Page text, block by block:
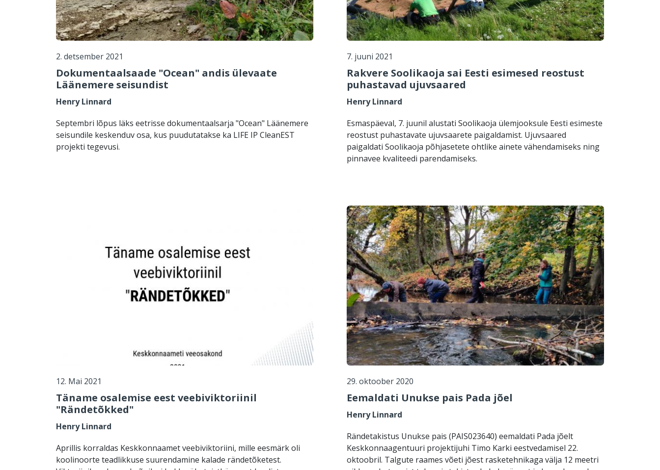
2. detsember 2021
Dokumentaalsaade "Ocean" andis ülevaate
Läänemere seisundist
Henry Linnard
Septembri lõpus läks eetrisse dokumentaalsarja "Ocean" Läänemere
seisundile keskenduv osa, kus puudutatakse ka LIFE IP CleanEST
projekti tegevusi.
7. juuni 2021
Rakvere Soolikaoja sai Eesti esimesed reostust
puhastavad ujuvsaared
Henry Linnard
Esmaspäeval, 7. juunil alustati Soolikaoja ülemjooksule Eesti esimeste
reostust puhastavate ujuvsaarete paigaldamist. Ujuvsaared
paigaldati Soolikaoja põhjasetete ohtlike ainete vähendamiseks ning
pinnavee kvaliteedi parendamiseks.
12. Mai 2021
Täname osalemise eest veebiviktoriinil
"Rändetõkked"
Henry Linnard
Aprillis korraldas Keskkonnaamet veebiviktoriini, mille eesmärk oli
koolinoorte teadlikkuse suurendamine kalade rändetõketest.
29. oktoober 2020
Eemaldati Unukse pais Pada jõel
Henry Linnard
Rändetakistus Unukse pais (PAIS023640) eemaldati Pada jõelt
Keskkonnaagentuuri projektijuhi Timo Karki eestvedamisel 22.
oktoobril. Talgute raames võeti jõest rasketehnikaga välja 12 meetri